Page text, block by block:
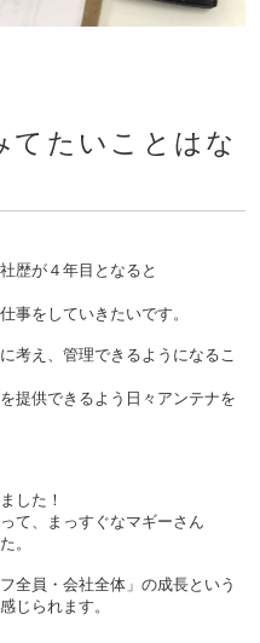
てたいことはな
歴が４年目となると
事をしていきたいです。
考え、管理できるようになるこ
提供できるよう日々アンテナを
した！
て、まっすぐなマギーさん
。
全員・会社全体」の成長という
じられます。